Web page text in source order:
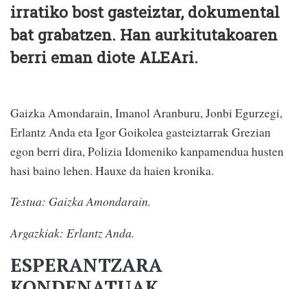
irratiko bost gasteiztar, dokumental
bat grabatzen. Han aurkitutakoaren
berri eman diote ALEAri.
Gaizka Amondarain, Imanol Aranburu, Jonbi Egurzegi,
Erlantz Anda eta Igor Goikolea gasteiztarrak Grezian
egon berri dira, Polizia Idomeniko kanpamendua husten
hasi baino lehen. Hauxe da haien kronika.
Testua: Gaizka Amondarain.
Argazkiak: Erlantz Anda.
ESPERANTZARA